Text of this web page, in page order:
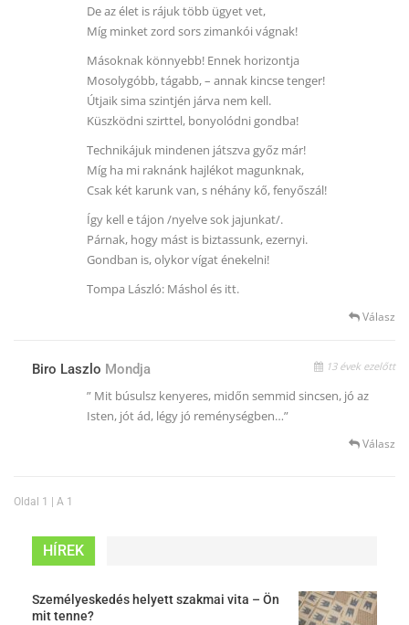
De az élet is rájuk több ügyet vet,
Míg minket zord sors zimankói vágnak!
Másoknak könnyebb! Ennek horizontja
Mosolygóbb, tágabb, – annak kincse tenger!
Útjaik sima szintjén járva nem kell.
Küszködni szirttel, bonyolódni gondba!
Technikájuk mindenen játszva győz már!
Míg ha mi raknánk hajlékot magunknak,
Csak két karunk van, s néhány kő, fenyőszál!
Így kell e tájon /nyelve sok jajunkat/.
Párnak, hogy mást is biztassunk, ezernyi.
Gondban is, olykor vígat énekelni!
Tompa László: Máshol és itt.
Válasz
Biro Laszlo Mondja 13 évek ezelőtt
” Mit búsulsz kenyeres, midőn semmid sincsen, jó az
Isten, jót ád, légy jó reménységben…”
Válasz
Oldal 1 | A 1
HÍREK
Személyeskedés helyett szakmai vita – Ön
mit tenne?